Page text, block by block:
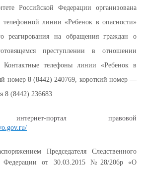
Российской Федерации организована
телефонной линии «Ребенок в опасности»
реагирования на обращения граждан о
преступлении в отношении
Контактные телефоны линии «Ребенок в
номер 8 (8442) 240769, короткий номер —
8 (8442) 236683
портал правовой
Председателя Следственного
Федерации от 30.03.2015 №28/206р «О